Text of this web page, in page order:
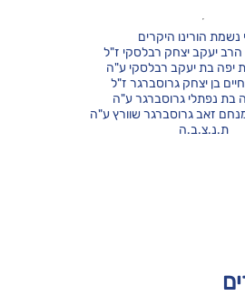
נשמת הורינו היקרים
הרב יעקב יצחק רבלסקי ז"ל
יפה בת יעקב רבלסקי ע"ה
בן יצחק גרוסברגר ז"ל
בת נפתלי גרוסברגר ע"ה
זאב גרוסברגר שוורץ ע"ה
ת.נ.צ.ב.ה